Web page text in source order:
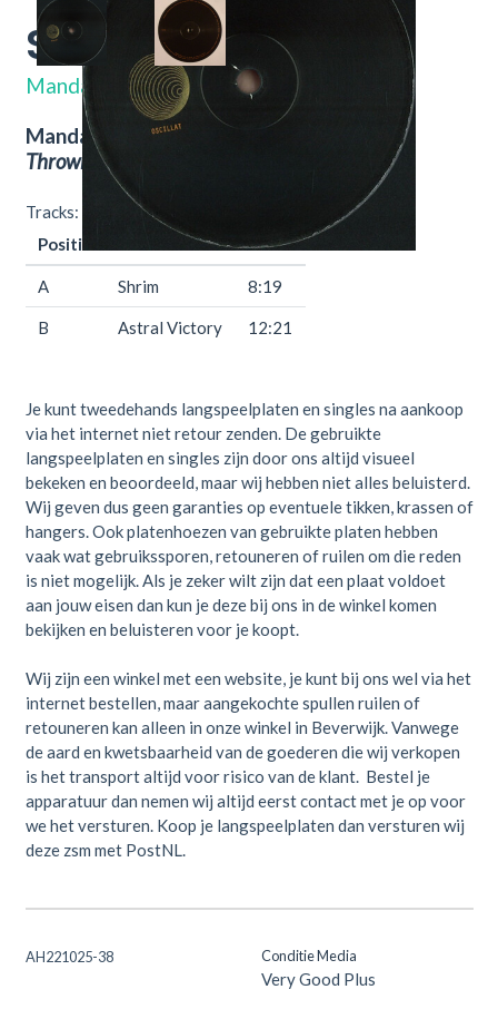
Shrim' EP OSC02
Mandar
Mandar – Shrim' EP.
Throwback
Tracks:
Positie
Duur
A Shrim 8:19
B Astral Victory 12:21
Je kunt tweedehands langspeelplaten en singles na aankoop
via het internet niet retour zenden. De gebruikte
langspeelplaten en singles zijn door ons altijd visueel
bekeken en beoordeeld, maar wij hebben niet alles beluisterd.
Wij geven dus geen garanties op eventuele tikken, krassen of
hangers. Ook platenhoezen van gebruikte platen hebben
vaak wat gebruikssporen, retouneren of ruilen om die reden
is niet mogelijk. Als je zeker wilt zijn dat een plaat voldoet
aan jouw eisen dan kun je deze bij ons in de winkel komen
bekijken en beluisteren voor je koopt.
Wij zijn een winkel met een website, je kunt bij ons wel via het
internet bestellen, maar aangekochte spullen ruilen of
retouneren kan alleen in onze winkel in Beverwijk. Vanwege
de aard en kwetsbaarheid van de goederen die wij verkopen
is het transport altijd voor risico van de klant. Bestel je
apparatuur dan nemen wij altijd eerst contact met je op voor
we het versturen. Koop je langspeelplaten dan versturen wij
deze zsm met PostNL.
AH221025-38 Conditie Media
Very Good Plus